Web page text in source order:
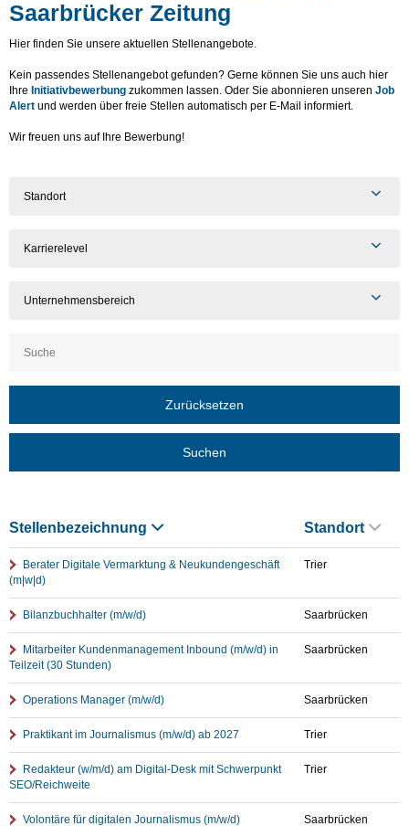
Saarbrücker Zeitung
Hier finden Sie unsere aktuellen Stellenangebote.
Kein passendes Stellenangebot gefunden? Gerne können Sie uns auch hier
Ihre Initiativbewerbung zukommen lassen. Oder Sie abonnieren unseren Job
Alert und werden über freie Stellen automatisch per E-Mail informiert.
Wir freuen uns auf Ihre Bewerbung!
Standort
Karrierelevel
Unternehmensbereich
Zurücksetzen
Suchen
Stellenbezeichnung Standort
Berater Digitale Vermarktung & Neukundengeschäft
(m|w|d)
Trier
Bilanzbuchhalter (m/w/d) Saarbrücken
Mitarbeiter Kundenmanagement Inbound (m/w/d) in
Teilzeit (30 Stunden)
Saarbrücken
Operations Manager (m/w/d) Saarbrücken
Praktikant im Journalismus (m/w/d) ab 2027 Trier
Redakteur (w/m/d) am Digital-Desk mit Schwerpunkt
SEO/Reichweite
Trier
Volontäre für digitalen Journalismus (m/w/d) Saarbrücken